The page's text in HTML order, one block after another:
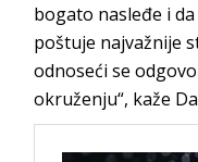
bogato nasleđe i
poštuje najvažnije
odnoseći se
okruženju“, kaže